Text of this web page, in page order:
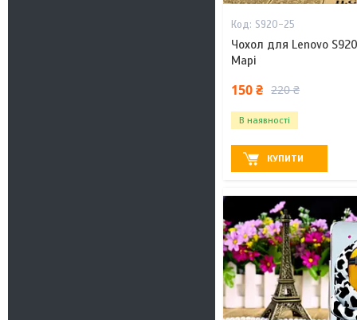
S920-25
Чохол для Lenovo
Марі
150 ₴ 220 ₴
В наявності
КУПИТИ